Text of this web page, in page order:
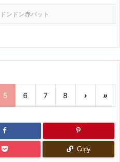
ドンドン赤バット
5 6 7 8 › »
Copy